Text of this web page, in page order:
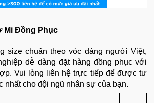
Mi Đồng Phục
size chuẩn theo vóc dáng người Việt,
dễ dàng đặt hàng đồng phục với
Vui lòng liên hệ trực tiếp để được tư
nhất cho đội ngũ nhân sự của bạn.